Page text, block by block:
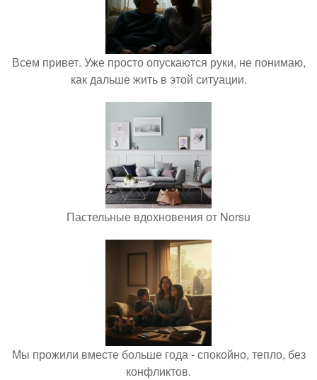
Всем привет. Уже просто опускаются руки, не понимаю,
как дальше жить в этой ситуации.
Пастельные вдохновения от Norsu
Мы прожили вместе больше года - спокойно, тепло, без
конфликтов.